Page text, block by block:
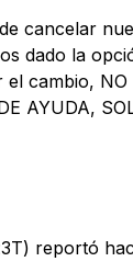
cancelar
dado la
cambio, NO
AYUDA,
reportó